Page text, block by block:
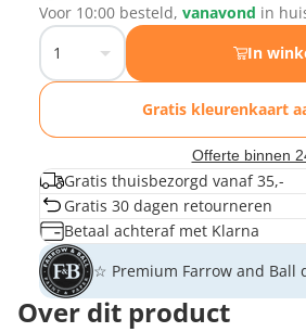
Voor 10:00 besteld, vanavond in
In
Gratis kleurenkaart
Offerte binnen
Gratis thuisbezorgd vanaf 35,-
Gratis 30 dagen retourneren
Betaal achteraf met Klarna
☆ Premium Farrow and Ball
Over dit product